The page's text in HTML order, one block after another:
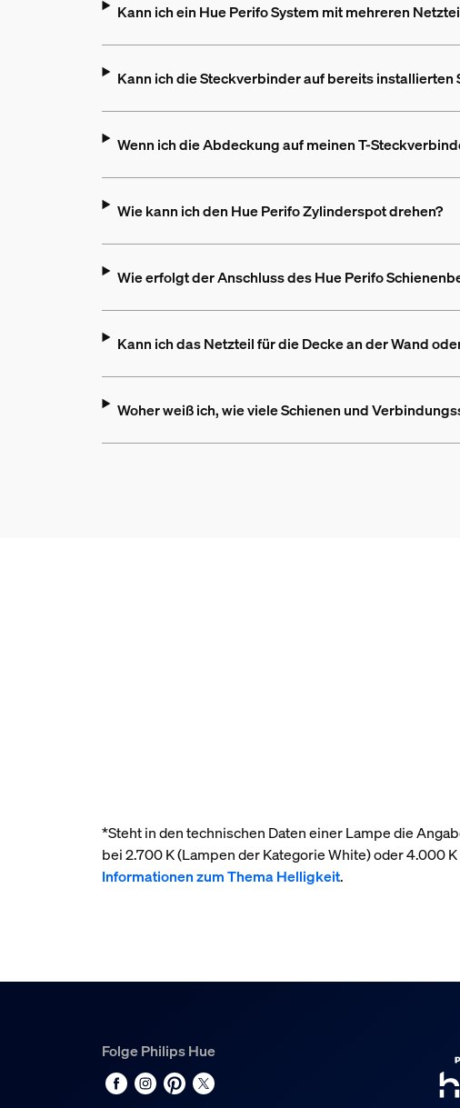
Kann ich ein Hue Perifo System mit mehreren
Kann ich die Steckverbinder auf bereits
Wenn ich die Abdeckung auf meinen T-
Wie kann ich den Hue Perifo Zylinderspot drehen?
Wie erfolgt der Anschluss des Hue Perifo
Kann ich das Netzteil für die Decke an der Wand
Woher weiß ich, wie viele Schienen und
*Steht in den technischen Daten einer Lampe die
bei 2.700 K (Lampen der Kategorie White) oder 4.000
Informationen zum Thema Helligkeit.
Folge Philips Hue